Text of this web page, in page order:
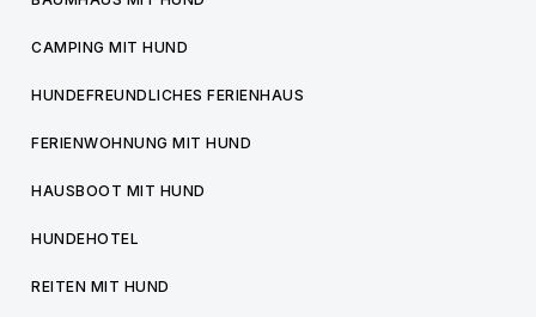
CAMPING MIT HUND
HUNDEFREUNDLICHES FERIENHAUS
FERIENWOHNUNG MIT HUND
HAUSBOOT MIT HUND
HUNDEHOTEL
REITEN MIT HUND